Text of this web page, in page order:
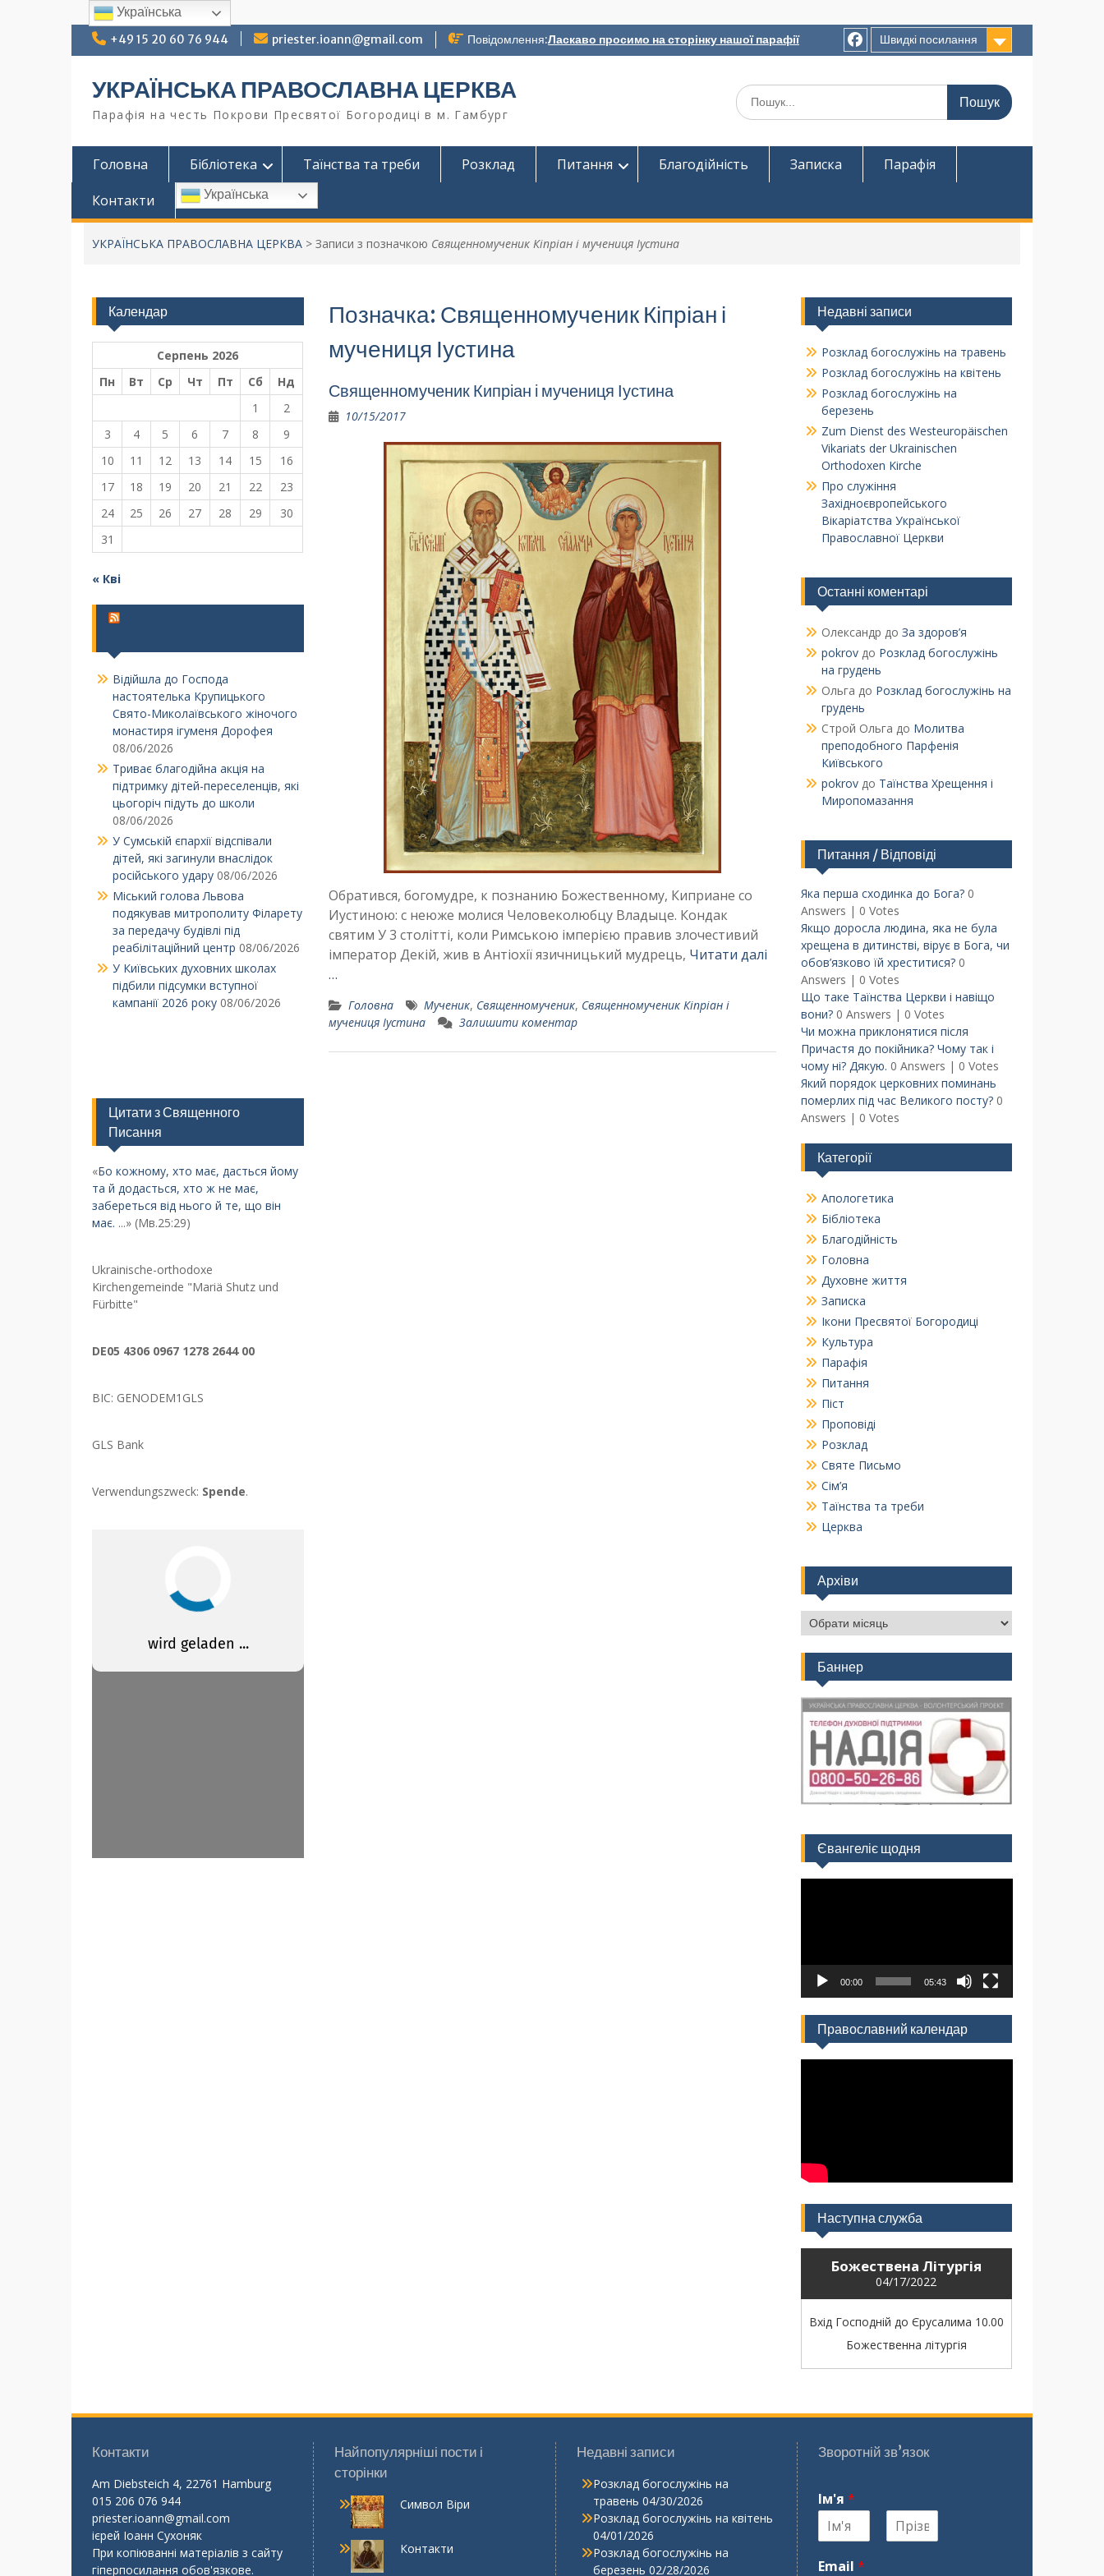
+49 15 20 60 76 944 priester.ioann@gmail.com Повідомлення:Ласкаво просимо на сторінку нашої парафії Швидкі посилання
УКРАЇНСЬКА ПРАВОСЛАВНА ЦЕРКВА
Парафія на честь Покрови Пресвятої Богородиці в м. Гамбург
Головна Бібліотека Таїнства та треби Розклад Питання Благодійність Записка
Парафія
Контакти
Українська
УКРАЇНСЬКА ПРАВОСЛАВНА ЦЕРКВА > Записи з позначкою Священномученик Кіпріан і мучениця Іустина
Позначка: Священномученик Кіпріан і
мучениця Іустина
Священномученик Кипріан і мучениця Іустина
10/15/2017
Обратився, богомудре, к познанию Божественному, Киприане со
Иустиною: с неюже молися Человеколюбцу Владыце. Кондак
святим У 3 столітті, коли Римською імперією правив злочестивий
імператор Декій, жив в Антіохії язичницький мудрець, Читати далі
…
Головна Мученик, Священномученик, Священномученик Кіпріан і
мучениця Іустина
Залишити коментар
Недавні записи
Розклад богослужінь на травень
Розклад богослужінь на квітень
Розклад богослужінь на
березень
Zum Dienst des Westeuropäischen
Vikariats der Ukrainischen
Orthodoxen Kirche
Про служіння
Західноєвропейського
Вікаріатства Української
Православної Церкви
Останні коментарі
Олександр до За здоров’я
pokrovдо Розклад богослужінь
на грудень
Ольга до Розклад богослужінь на
грудень
Строй Ольга до Молитва
преподобного Парфенія
Київського
pokrovдо Таїнства Хрещення і
Миропомазання
Питання / Відповіді
Яка перша сходинка до Бога? 0
Answers | 0 Votes
Якщо доросла людина, яка не була
хрещена в дитинстві, вірує в Бога, чи
обов’язково їй хреститися? 0
Answers | 0 Votes
Що таке Таїнства Церкви і навіщо
вони? 0 Answers | 0 Votes
Чи можна приклонятися після
Причастя до покійника? Чому так і
чому ні? Дякую. 0 Answers | 0 Votes
Який порядок церковних поминань
померлих під час Великого посту? 0
Answers | 0 Votes
Категорії
Апологетика
Бібліотека
Благодійність
Головна
Духовне життя
Записка
Ікони Пресвятої Богородиці
Культура
Парафія
Питання
Піст
Проповіді
Розклад
Святе Письмо
Сім’я
Таїнства та треби
Церква
Архіви
Баннер
Євангеліє щодня
00:00 05:43
Православний календар
Наступна служба
Божествена Літургія
04/17/2022
Вхід Господній до Єрусалима 10.00
Божественна літургія
Календар
Серпень 2026
Пн
Вт Ср Чт Пт Сб
Нд
1
2
3
4 5 6 7 8
9
10
11 12 13 14 15
16
17
18 19 20 21 22
23
24
25 26 27 28 29
30
31
« Кві
Відійшла до Господа
настоятелька Крупицького
Свято-Миколаївського жіночого
монастиря ігуменя Дорофея
08/06/2026
Триває благодійна акція на
підтримку дітей-переселенців, які
цьогоріч підуть до школи
08/06/2026
У Сумській єпархії відспівали
дітей, які загинули внаслідок
російського удару 08/06/2026
Міський голова Львова
подякував митрополиту Філарету
за передачу будівлі під
реабілітаційний центр 08/06/2026
У Київських духовних школах
підбили підсумки вступної
кампанії 2026 року 08/06/2026
Цитати з Священного
Писання
«Бо кожному, хто має, дасться йому
та й додасться, хто ж не має,
забереться від нього й те, що він
має. ...» (Мв.25:29)
Ukrainische-orthodoxe
Kirchengemeinde "Mariä Shutz und
Fürbitte"
DE05 4306 0967 1278 2644 00
BIC: GENODEM1GLS
GLS Bank
Verwendungszweck: Spende.
Контакти
Am Diebsteich 4, 22761 Hamburg
015 206 076 944
priester.ioann@gmail.com
ієрей Іоанн Сухоняк
При копіюванні матеріалів з сайту
гіперпосилання обов'язкове.
Найпопулярніші пости і
сторінки
Символ Віри
Контакти
Недавні записи
Розклад богослужінь на
травень 04/30/2026
Розклад богослужінь на квітень
04/01/2026
Розклад богослужінь на
березень 02/28/2026
Зворотній зв’язок
Ім'я *
м
Email *
Українська